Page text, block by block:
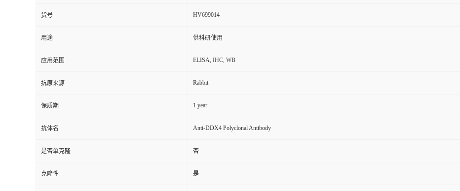
货号 HV699014
用途 供科研使用
应用范围 ELISA, IHC, WB
抗原来源 Rabbit
保质期 1 year
抗体名 Anti-DDX4 Polyclonal Antibody
是否单克隆 否
克隆性 是